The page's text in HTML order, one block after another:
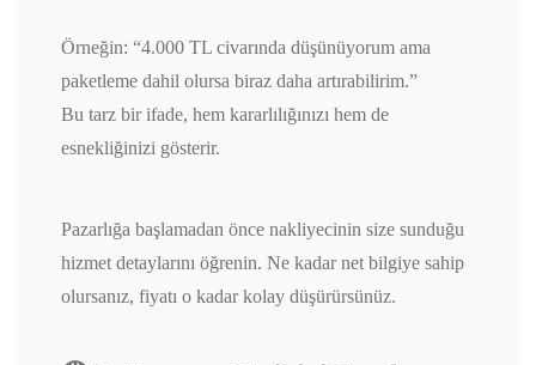
Örneğin: “4.000 TL civarında düşünüyorum ama
paketleme dahil olursa biraz daha artırabilirim.”
Bu tarz bir ifade, hem kararlılığınızı hem de
esnekliğinizi gösterir.
Pazarlığa başlamadan önce nakliyecinin size sunduğu
hizmet detaylarını öğrenin. Ne kadar net bilgiye sahip
olursanız, fiyatı o kadar kolay düşürürsünüz.